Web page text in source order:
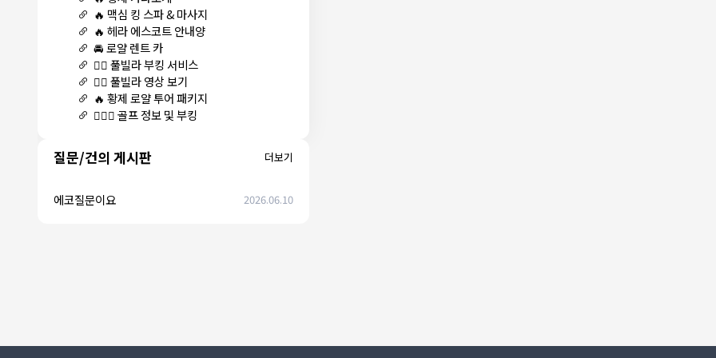
🔥 맥심 킹 스파 & 마사지
🔥 헤라 에스코트 안내양
🚘 로얄 렌트 카
🏊‍♀️ 풀빌라 부킹 서비스
🏊‍♀️ 풀빌라 영상 보기
🔥 황제 로얄 투어 패키지
🏌🏻‍♂️ 골프 정보 및 부킹
질문/건의 게시판 더보기
에코질문이요 2026.06.10